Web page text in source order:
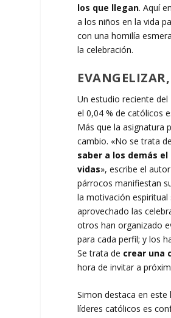
los que llegan. Aquí
a los niños en la vida
con una homilía
la celebración.
Un estudio reciente del
el 0,04 % de católicos
Más que la asignatura
cambio. «No se trata
saber a los demás
vidas», escribe el
párrocos manifiestan
la motivación
aprovechado las
otros han organizado
para cada perfil; y los
Se trata de crear una
hora de invitar a
Simon destaca en este
líderes católicos es